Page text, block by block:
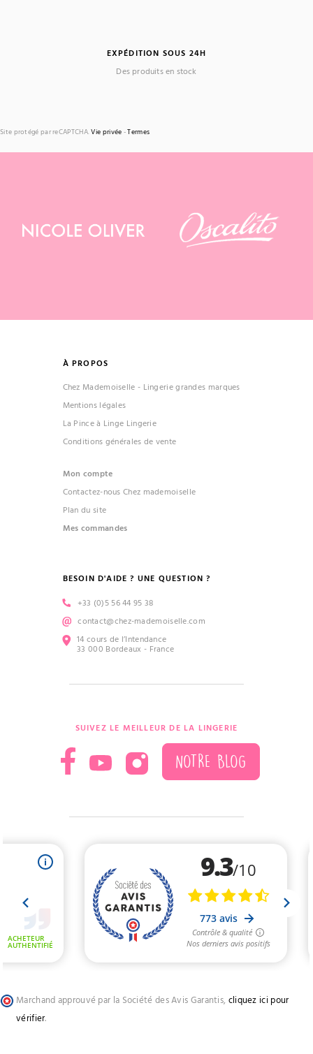
EXPÉDITION SOUS 24H
Des produits en stock
Site protégé par reCAPTCHA.Vie privée -Termes
À PROPOS
Chez Mademoiselle - Lingerie grandes marques
Mentions légales
La Pince à Linge Lingerie
Conditions générales de vente
Mon compte
Contactez-nous Chez mademoiselle
Plan du site
Mes commandes
BESOIN D'AIDE ? UNE QUESTION ?
+33 (0)5 56 44 95 38
contact@chez-mademoiselle.com
14 cours de l’Intendance
33 000 Bordeaux - France
SUIVEZ LE MEILLEUR DE LA LINGERIE
NOTRE BLOG
Marchand approuvé par la Société des Avis Garantis, cliquez ici pour
vérifier.